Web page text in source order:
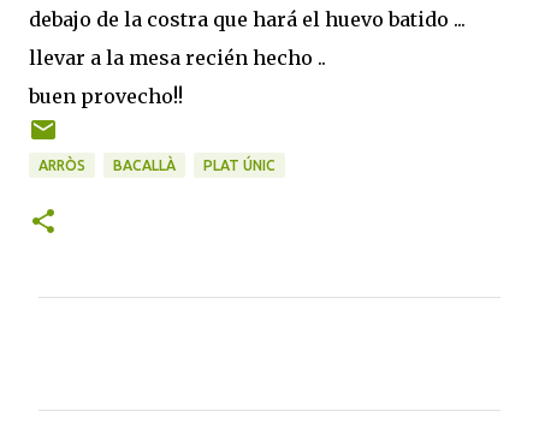
debajo de la costra que hará el huevo batido ...
llevar a la mesa recién hecho ..
buen provecho!!
ARRÒS BACALLÀ PLAT ÚNIC